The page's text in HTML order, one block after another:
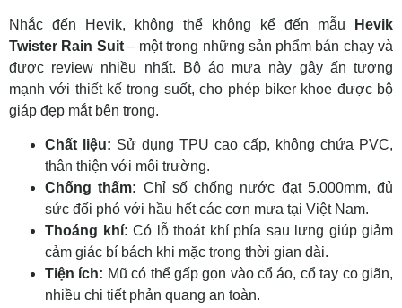
Nhắc đến Hevik, không thể không kể đến mẫu
Hevik
Twister Rain Suit– một trong những sản phẩm bán chạy và
được review nhiều nhất. Bộ áo mưa này gây ấn tượng
mạnh với thiết kế trong suốt, cho phép biker khoe được bộ
giáp đẹp mắt bên trong.
Chất liệu: Sử dụng TPU cao cấp, không chứa PVC,
thân thiện với môi trường.
Chống thấm: Chỉ số chống nước đạt 5.000mm, đủ
sức đối phó với hầu hết các cơn mưa tại Việt Nam.
Thoáng khí: Có lỗ thoát khí phía sau lưng giúp giảm
cảm giác bí bách khi mặc trong thời gian dài.
Tiện ích: Mũ có thể gấp gọn vào cổ áo, cổ tay co giãn,
nhiều chi tiết phản quang an toàn.